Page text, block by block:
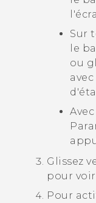
Sur
le
ou
Glissez
pour
Pour